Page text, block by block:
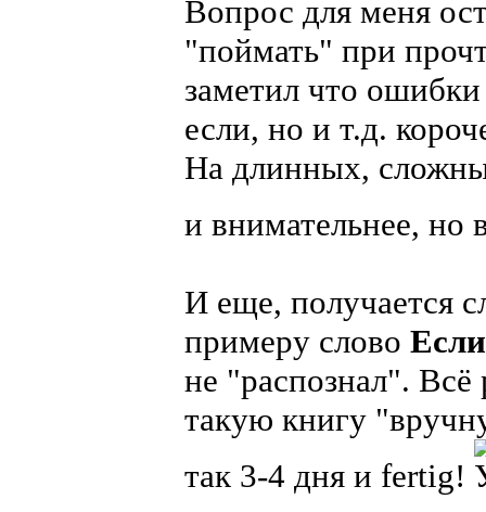
Вопрос для меня
"поймать" при
заметил что
если, но и т.д.
На длинных,
и внимательнее,
И еще, получается
примеру слово Если
не "распознал". Всё
такую книгу
так 3-4 дня и fertig!